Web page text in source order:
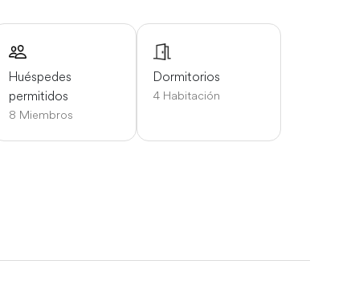
Huéspedes
permitidos
8 Miembros
Dormitorios
4 Habitación